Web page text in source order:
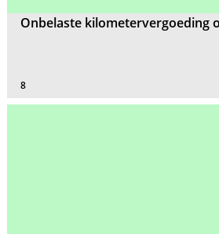
Onbelaste kilometervergoeding
8